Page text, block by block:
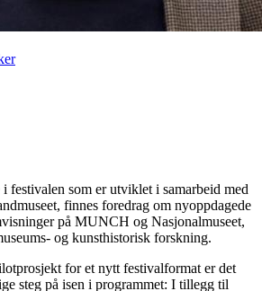
festivalen som er utviklet i samarbeid med
finnes foredrag om nyoppdagede
på MUNCH og Nasjonalmuseet,
og kunsthistorisk forskning.
for et nytt festivalformat er det
steg på isen i programmet: I tillegg til